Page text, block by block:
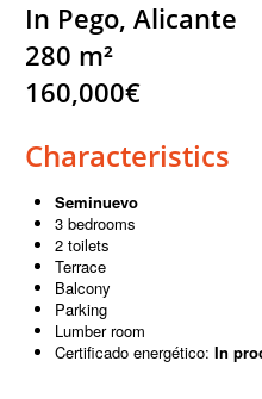
In Pego, Alicante
280 m²
160,000€
Characteristics
Seminuevo
3 bedrooms
2 toilets
Terrace
Balcony
Parking
Lumber room
Certificado energético: In